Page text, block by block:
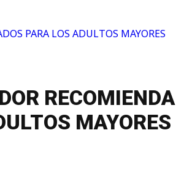
RECOMIENDA
MAYORES